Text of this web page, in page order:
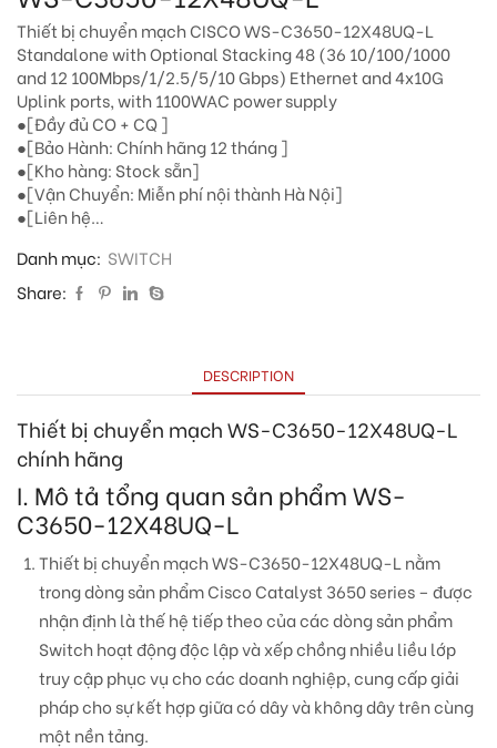
Thiết bị chuyển mạch CISCO WS-C3650-12X48UQ-L
Standalone with Optional Stacking 48 (36 10/100/1000
and 12 100Mbps/1/2.5/5/10 Gbps) Ethernet and 4x10G
Uplink ports, with 1100WAC power supply
●[Đầy đủ CO + CQ ]
●[Bảo Hành: Chính hãng 12 tháng ]
●[Kho hàng: Stock sẵn]
●[Vận Chuyển: Miễn phí nội thành Hà Nội]
●[Liên hệ…
Danh mục: SWITCH
Share:
DESCRIPTION
Thiết bị chuyển mạch WS-C3650-12X48UQ-L
chính hãng
I. Mô tả tổng quan sản phẩm WS-
C3650-12X48UQ-L
Thiết bị chuyển mạch WS-C3650-12X48UQ-L nằm
trong dòng sản phẩm Cisco Catalyst 3650 series – được
nhận định là thế hệ tiếp theo của các dòng sản phẩm
Switch hoạt động độc lập và xếp chồng nhiều liều lớp
truy cập phục vụ cho các doanh nghiệp, cung cấp giải
pháp cho sự kết hợp giữa có dây và không dây trên cùng
một nền tảng.